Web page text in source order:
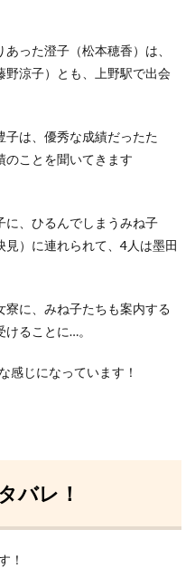
った澄子（松本穂香）は、
野涼子）とも、上野駅で出会
は、優秀な成績だったた
のことを聞いてきます
に、ひるんでしまうみね子
）に連れられて、4人は墨田
に、みね子たちも案内する
ることに…。
感じになっています！
バレ！
！